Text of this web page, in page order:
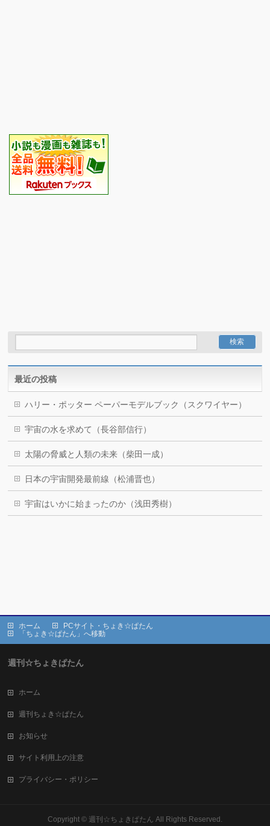
最近の投稿
ハリー・ポッター ペーパーモデルブック（スクワイヤー）
宇宙の水を求めて（長谷部信行）
太陽の脅威と人類の未来（柴田一成）
日本の宇宙開発最前線（松浦晋也）
宇宙はいかに始まったのか（浅田秀樹）
ホーム
PCサイト・ちょき☆ぱたん
「ちょき☆ぱたん」へ移動
週刊☆ちょきぱたん
ホーム
週刊ちょき☆ぱたん
お知らせ
サイト利用上の注意
プライバシー・ポリシー
Copyright © 週刊☆ちょきぱたん All Rights Reserved.